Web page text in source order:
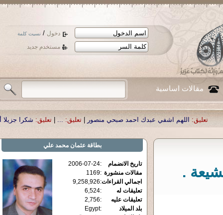
دخول / نسيت كلمة
مستخدم جديد
مقالات اساسية
اشفي عبدك احمد صبحي منصور |تعليق: ...
|تعليق: شكرا جزيلا أستاذ حمد
.
بطاقةعثمان محمد علي
تاريخ الانضمام :
2006-07-24
مقالات منشورة :
1169
اجمالي القراءات:
9,258,926
تعليقات له
:
6,524
تعليقات عليه
:
2,756
بلد الميلاد
:
Egypt